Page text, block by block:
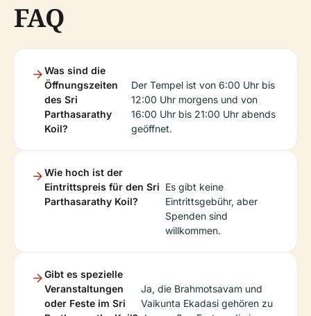
FAQ
Was sind die
Öffnungszeiten
des Sri
Parthasarathy
Koil?
Der Tempel ist von 6:00 Uhr bis
12:00 Uhr morgens und von
16:00 Uhr bis 21:00 Uhr abends
geöffnet.
Wie hoch ist der
Eintrittspreis für den Sri
Parthasarathy Koil?
Es gibt keine
Eintrittsgebühr, aber
Spenden sind
willkommen.
Gibt es spezielle
Veranstaltungen
oder Feste im Sri
Ja, die Brahmotsavam und
Vaikunta Ekadasi gehören zu